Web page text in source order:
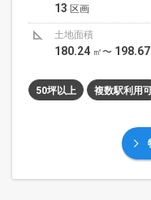
13 区画
土地面積
180.24 ㎡〜 198.67
50坪以上 複数駅利用